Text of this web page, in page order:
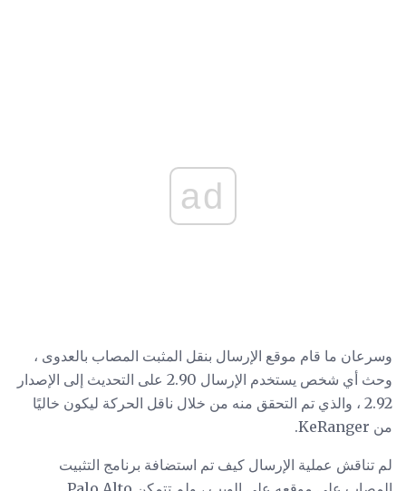
ad
وسرعان ما قام موقع الإرسال بنقل المثبت المصاب بالعدوى ،
وحث أي شخص يستخدم الإرسال 2.90 على التحديث إلى الإصدار
2.92 ، والذي تم التحقق منه من خلال ناقل الحركة ليكون خاليًا
من KeRanger.
لم تناقش عملية الإرسال كيف تم استضافة برنامج التثبيت